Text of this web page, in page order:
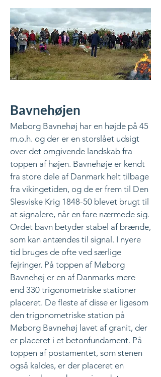
Bavnehøjen
Møborg Bavnehøj har en højde på 45
m.o.h. og der er en storslået udsigt
over det omgivende landskab fra
toppen af højen. Bavnehøje er kendt
fra store dele af Danmark helt tilbage
fra vikingetiden, og de er frem til Den
Slesviske Krig 1848-50 blevet brugt til
at signalere, når en fare nærmede sig.
Ordet bavn betyder stabel af brænde,
som kan antændes til signal. I nyere
tid bruges de ofte ved særlige
fejringer. På toppen af Møborg
Bavnehøj er en af Danmarks mere
end 330 trigonometriske stationer
placeret. De fleste af disse er ligesom
den trigonometriske station på
Møborg Bavnehøj lavet af granit, der
er placeret i et betonfundament. På
toppen af postamentet, som stenen
også kaldes, er der placeret en